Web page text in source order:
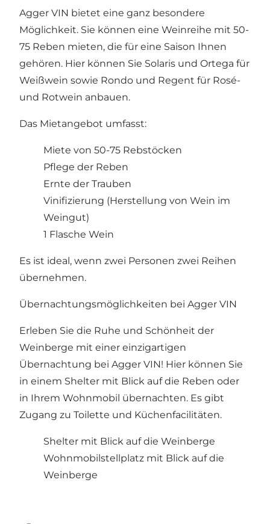
Agger VIN bietet eine ganz besondere
Möglichkeit. Sie können eine Weinreihe mit 50-
75 Reben mieten, die für eine Saison Ihnen
gehören. Hier können Sie Solaris und Ortega für
Weißwein sowie Rondo und Regent für Rosé-
und Rotwein anbauen.
Das Mietangebot umfasst:
Miete von 50-75 Rebstöcken
Pflege der Reben
Ernte der Trauben
Vinifizierung (Herstellung von Wein im
Weingut)
1 Flasche Wein
Es ist ideal, wenn zwei Personen zwei Reihen
übernehmen.
Übernachtungsmöglichkeiten bei Agger VIN
Erleben Sie die Ruhe und Schönheit der
Weinberge mit einer einzigartigen
Übernachtung bei Agger VIN! Hier können Sie
in einem Shelter mit Blick auf die Reben oder
in Ihrem Wohnmobil übernachten. Es gibt
Zugang zu Toilette und Küchenfacilitäten.
Shelter mit Blick auf die Weinberge
Wohnmobilstellplatz mit Blick auf die
Weinberge